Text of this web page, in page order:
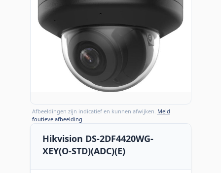
Afbeeldingen zijn indicatief en kunnen afwijken. Meld
foutieve afbeelding
Hikvision DS-2DF4420WG-
XEY(O-STD)(ADC)(E)